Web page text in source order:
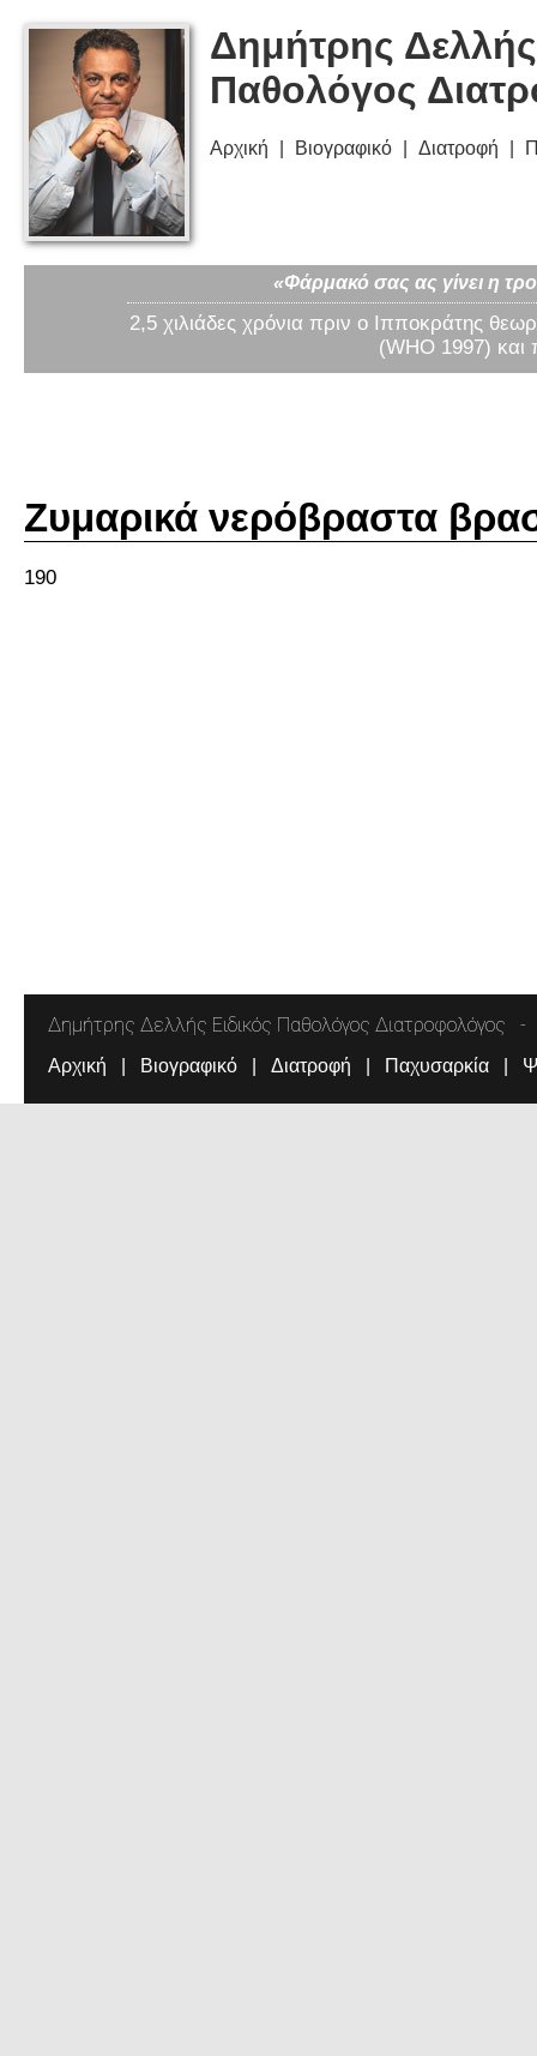
Δημήτρης
Παθολόγος
Αρχική Βιογραφικό Διατροφή
«Φάρμακό σας ας γίνει η
2,5 χιλιάδες χρόνια πριν ο Ιπποκράτης
(WHO 1997) και
Ζυμαρικά νερόβραστα
190
Δημήτρης Δελλής Ειδικός Παθολόγος Διατροφολόγος
Αρχική Βιογραφικό Διατροφή Παχυσαρκία